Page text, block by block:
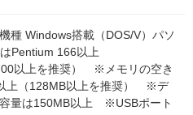
種 Windows搭載（DOS/V）パソ
Pentium 166以上
以上を推奨） ※メモリの空き
上（128MB以上を推奨） ※デ
容量は150MB以上 ※USBポート